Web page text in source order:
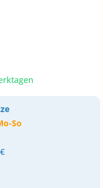
So